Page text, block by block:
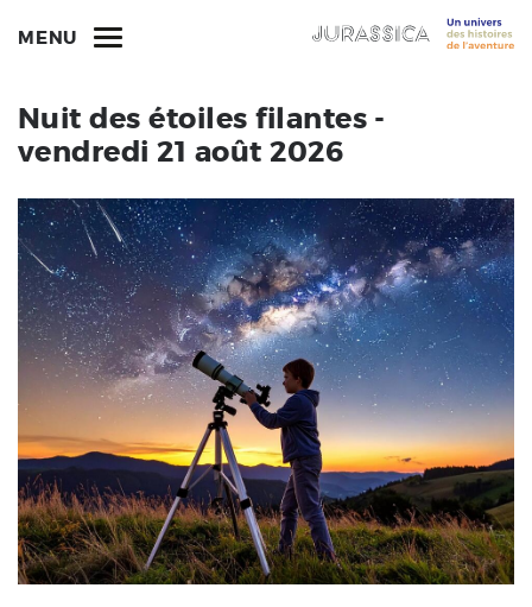
MENU
Nuit des étoiles filantes -
vendredi 21 août 2026